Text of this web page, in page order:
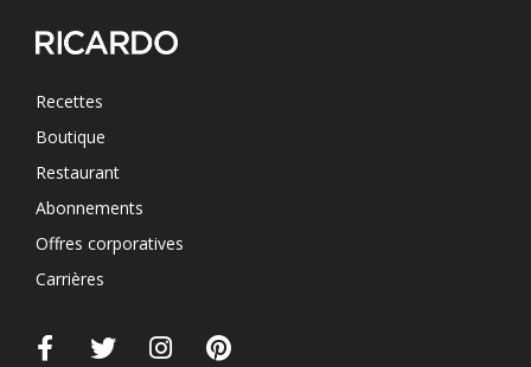
Recettes
Boutique
Restaurant
Abonnements
Offres corporatives
Carrières